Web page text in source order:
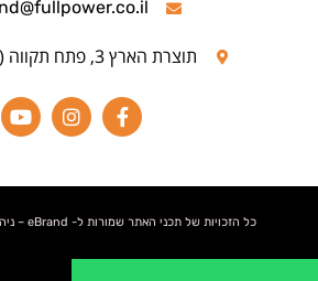
תוצרת הארץ 3, פתח תקווה (מגדלי ב.ס.ר)
כל הזכויות של תכני האתר שמורות ל- eBrand – ניהול מוניטין באינטרנט Ⓒ